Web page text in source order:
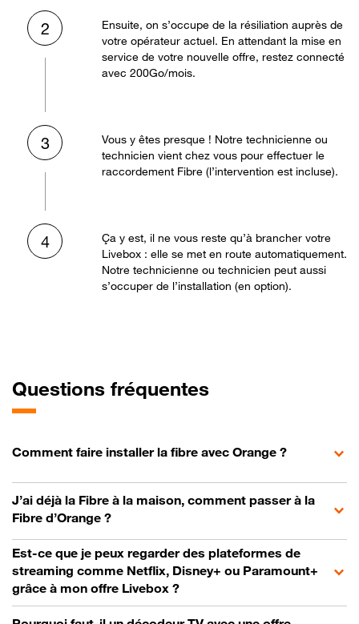
2
Ensuite, on s’occupe de la résiliation auprès de
votre opérateur actuel. En attendant la mise en
service de votre nouvelle offre, restez connecté
avec 200Go/mois.
3
Vous y êtes presque ! Notre technicienne ou
technicien vient chez vous pour effectuer le
raccordement Fibre (l’intervention est incluse).
4
Ça y est, il ne vous reste qu’à brancher votre
Livebox : elle se met en route automatiquement.
Notre technicienne ou technicien peut aussi
s’occuper de l’installation (en option).
Questions fréquentes
Comment faire installer la fibre avec Orange ?
J’ai déjà la Fibre à la maison, comment passer à la
Fibre d’Orange ?
Est-ce que je peux regarder des plateformes de
streaming comme Netflix, Disney+ ou Paramount+
grâce à mon offre Livebox ?